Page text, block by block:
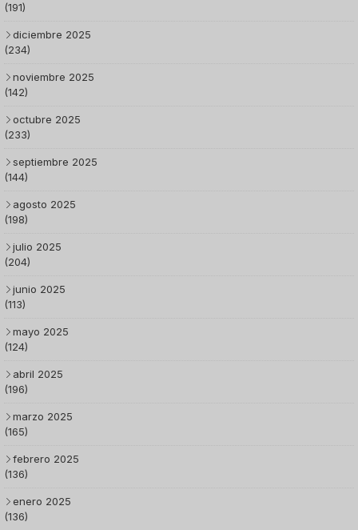
(191)
diciembre 2025
(234)
noviembre 2025
(142)
octubre 2025
(233)
septiembre 2025
(144)
agosto 2025
(198)
julio 2025
(204)
junio 2025
(113)
mayo 2025
(124)
abril 2025
(196)
marzo 2025
(165)
febrero 2025
(136)
enero 2025
(136)